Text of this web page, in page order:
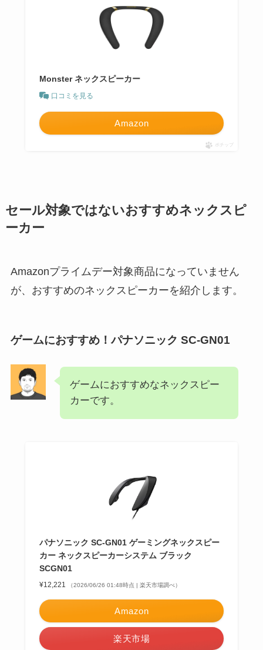
Monster ネックスピーカー
口コミを見る
Amazon
ポチップ
セール対象ではないおすすめネックスピ
ーカー
Amazonプライムデー対象商品になっていません
が、おすすめのネックスピーカーを紹介します。
ゲームにおすすめ！パナソニック SC-GN01
ゲームにおすすめなネックスピー
カーです。
パナソニック SC-GN01 ゲーミングネックスピー
カー ネックスピーカーシステム ブラック
SCGN01
¥12,221 （2026/06/26 01:48時点 | 楽天市場調べ）
Amazon
楽天市場